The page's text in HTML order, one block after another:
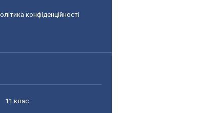
конфіденційності
11 клас